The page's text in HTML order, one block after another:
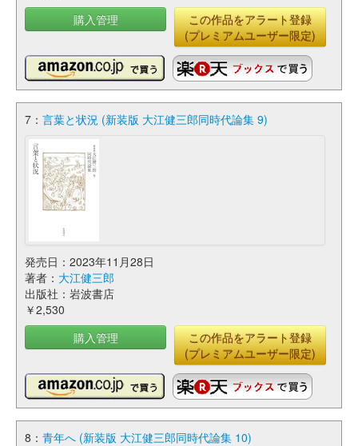
購入管理
この作品をアラート登録
(プレミアムユーザー限定)
7： 言葉と状況 (新装版 大江健三郎同時代論集 9)
発売日：2023年11月28日
著者： 大江健三郎
出版社：岩波書店
￥2,530
購入管理
この作品をアラート登録
(プレミアムユーザー限定)
8： 青年へ (新装版 大江健三郎同時代論集 10)